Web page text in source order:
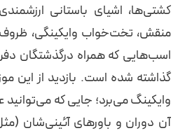
کشتی‌ها، اشیای باستانی
منقش، تخت‌خواب وایکینگی،
اسب‌هایی که همراه درگذشتگان
گذاشته شده است. بازدید از این
وایکینگ می‌برد؛ جایی که
آن دوران و باورهای آئینی‌شان